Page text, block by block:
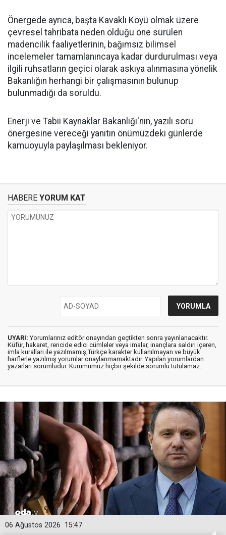
Önergede ayrıca, başta Kavaklı Köyü olmak üzere
çevresel tahribata neden olduğu öne sürülen
madencilik faaliyetlerinin, bağımsız bilimsel
incelemeler tamamlanıncaya kadar durdurulması veya
ilgili ruhsatların geçici olarak askıya alınmasına yönelik
Bakanlığın herhangi bir çalışmasının bulunup
bulunmadığı da soruldu.
Enerji ve Tabii Kaynaklar Bakanlığı'nın, yazılı soru
önergesine vereceği yanıtın önümüzdeki günlerde
kamuoyuyla paylaşılması bekleniyor.
HABERE YORUM KAT
UYARI: Yorumlarınız editör onayından geçtikten sonra yayınlanacaktır.
Küfür, hakaret, rencide edici cümleler veya imalar, inançlara saldırı içeren,
imla kuralları ile yazılmamış,Türkçe karakter kullanılmayan ve büyük
harflerle yazılmış yorumlar onaylanmamaktadır. Yapılan yorumlardan
yazarları sorumludur. Kurumumuz hiçbir şekilde sorumlu tutulamaz.
15:47
06 Ağustos 2026